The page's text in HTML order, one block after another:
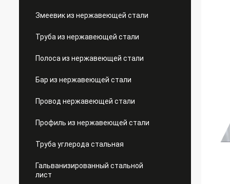
Змеевик из нержавеющей стали
Труба из нержавеющей стали
Полоса из нержавеющей стали
Бар из нержавеющей стали
Провод нержавеющей стали
Профиль из нержавеющей стали
Труба углерода стальная
Гальванизированный стальной
лист